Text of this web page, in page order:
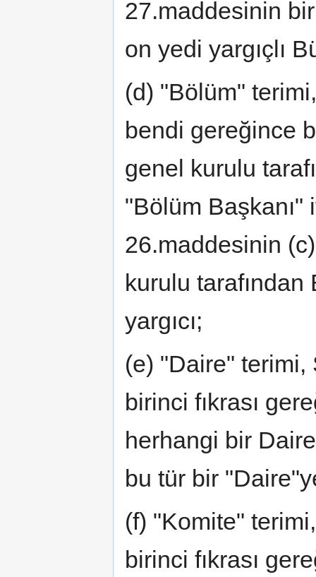
27.maddesinin
on yedi yargıçlı
(d) "Bölüm"
bendi gereğince
genel kurulu
"Bölüm
26.maddesinin
kurulu
yargıcı;
(e) "Daire"
birinci fıkrası
herhangi bir
bu tür bir
(f) "Komite"
birinci fıkrası